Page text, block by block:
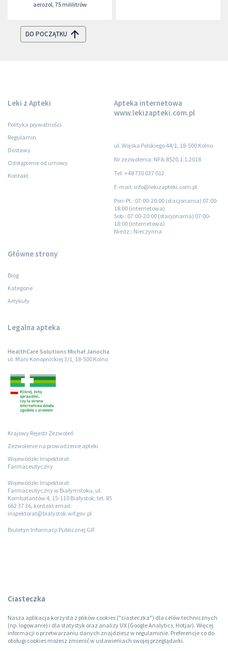
aerozol, 75 mililitrów
DO POCZĄTKU
Leki z Apteki
Polityka prywatności
Regulamin
Dostawy
Odstąpienie od umowy
Kontakt
Apteka internetowa
www.lekizapteki.com.pl
ul. Wojska Polskiego 44/1, 18-500 Kolno
Nr zezwolenia: NFA.8520.1.1.2018
Tel: +48 730 037 012
E-mail: info@lekizapteki.com.pl
Pon-Pt.: 07:00-20:00 (stacjonarna) 07:00-
18:00 (internetowa)
Sob.: 07:00-20:00 (stacjonarna) 07:00-
18:00 (internetowa)
Niedz.: Nieczynna
Główne strony
Blog
Kategorie
Artykuły
Legalna apteka
HealthCare Solutions Michał Janocha
ul. Marii Konopnickiej 3/1, 18-500 Kolno
Krajowy Rejestr Zezwoleń
Zezwolenie na prowadzenie apteki
Wojewódzki Inspektorat
Farmaceutyczny
Wojewódzki Inspektorat
Farmaceutyczny w Białymstoku, ul.
Kombatantów 4, 15-110 Białystok, tel. 85
662 37 36, kontakt email:
inspektorat@bialystok.wif.gov.pl
Biuletyn Informacji Publicznej GIF
Ciasteczka
Nasza aplikacja korzysta z plików cookies ("ciasteczka") dla celów technicznych
(np. logowanie) i dla statystyk oraz analizy UX (Google Analytics, Hotjar). Więcej
informacji o przetwarzaniu danych znajdziesz w regulaminie. Preferencje co do
obsługi cookies możesz zmienić w ustawieniach swojej przeglądarki.